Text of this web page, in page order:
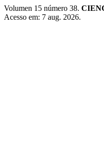
Volumen 15 número 38.
Acesso em: 7 aug. 2026.